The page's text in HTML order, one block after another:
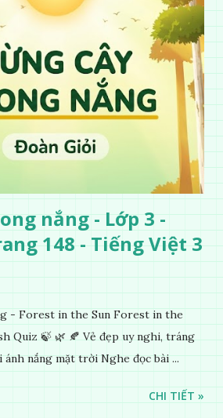
nắng - Lớp 3 -
148 - Tiếng Việt 3
- Forest in the Sun Forest in the
Quiz 🍃 🌿 🍂 Vẻ đẹp uy nghi, tráng
nắng mặt trời Nghe đọc bài ...
CHI TIẾT »